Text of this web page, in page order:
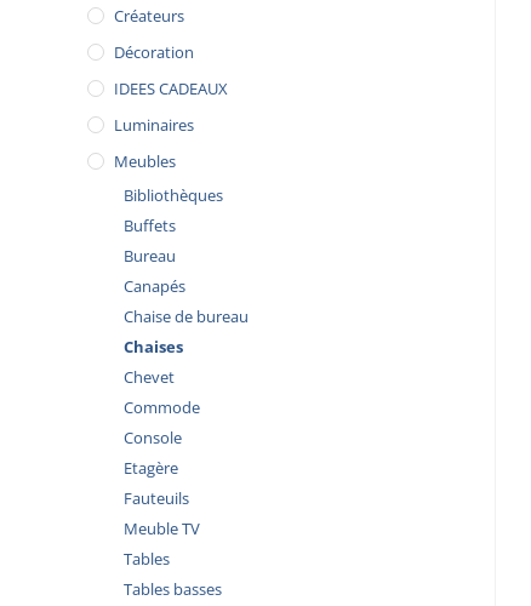
Créateurs
Décoration
IDEES CADEAUX
Luminaires
Meubles
Bibliothèques
Buffets
Bureau
Canapés
Chaise de bureau
Chaises
Chevet
Commode
Console
Etagère
Fauteuils
Meuble TV
Tables
Tables basses